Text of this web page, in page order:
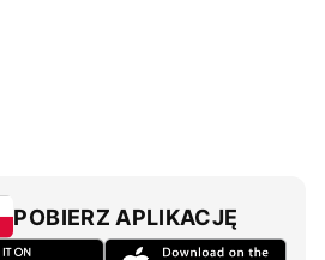
POBIERZ APLIKACJĘ